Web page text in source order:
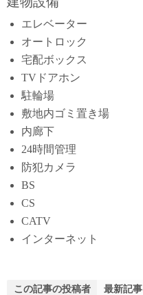
エレベーター
オートロック
宅配ボックス
TVドアホン
駐輪場
敷地内ゴミ置き場
内廊下
24時間管理
防犯カメラ
BS
CS
CATV
インターネット
この記事の投稿者 最新記事